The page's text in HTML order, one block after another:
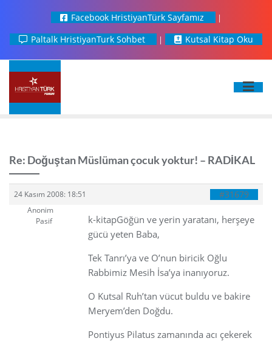
Facebook HristiyanTürk Sayfamız
Paltalk HristiyanTurk Sohbet
Kutsal Kitap Oku
Re: Doğuştan Müslüman çocuk yoktur! – RADİKAL
24 Kasım 2008: 18:51 #31679
Anonim
Pasif
k-kitapGöğün ve yerin yaratanı, herşeye
gücü yeten Baba,
Tek Tanrı’ya ve O’nun biricik Oğlu
Rabbimiz Mesih İsa’ya inanıyoruz.
O Kutsal Ruh’tan vücut buldu ve bakire
Meryem’den Doğdu.
Pontiyus Pilatus zamanında acı çekerek